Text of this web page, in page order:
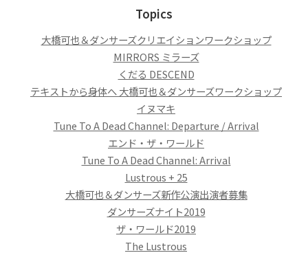
Topics
大橋可也＆ダンサーズクリエイションワークショップ
MIRRORS ミラーズ
くだる DESCEND
テキストから身体へ 大橋可也＆ダンサーズワークショップ
イヌマキ
Tune To A Dead Channel: Departure / Arrival
エンド・ザ・ワールド
Tune To A Dead Channel: Arrival
Lustrous + 25
大橋可也＆ダンサーズ新作公演出演者募集
ダンサーズナイト2019
ザ・ワールド2019
The Lustrous